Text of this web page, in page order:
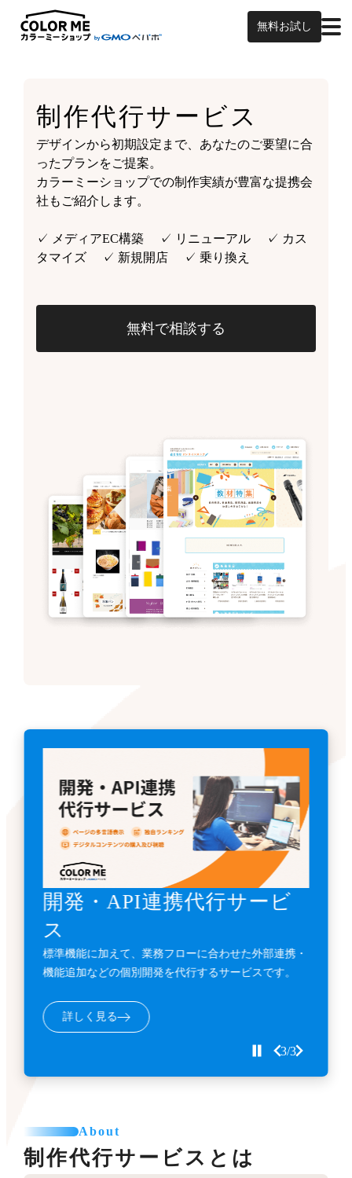
無料お試し
制作代行サービス
デザインから初期設定まで、あなたのご要望に合
ったプランをご提案。
カラーミーショップでの制作実績が豊富な提携会
社もご紹介します。
✓ メディアEC構築 ✓ リニューアル ✓ カス
タマイズ ✓ 新規開店 ✓ 乗り換え
無料で相談する
《先着3名》ECサイトリニ
ューアル支援金
カート利用料金1年間無料とECサイト構築費用
10%OFFの『ECサイトサイトリニューアル支援金』受
詳しく見る
《毎月先着5名》ECサイト
導入支援金
カート利用料金が1年間分無料となる『ECサイト導入
支援金』のお申し込み受付中。
詳しく見る
開発・API連携代行サービ
ス
標準機能に加えて、業務フローに合わせた外部連携・
機能追加などの個別開発を代行するサービスです。
詳しく見る
3/3
About
制作代行サービスとは